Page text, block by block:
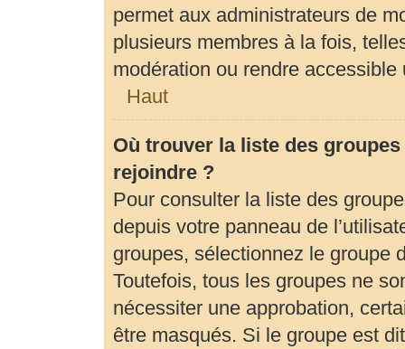
permet aux administrateurs de
plusieurs membres à la fois,
modération ou rendre accessible
Haut
Où trouver la liste des
rejoindre ?
Pour consulter la liste des
depuis votre panneau de
groupes, sélectionnez le groupe
Toutefois, tous les groupes ne
nécessiter une approbation,
être masqués. Si le groupe est